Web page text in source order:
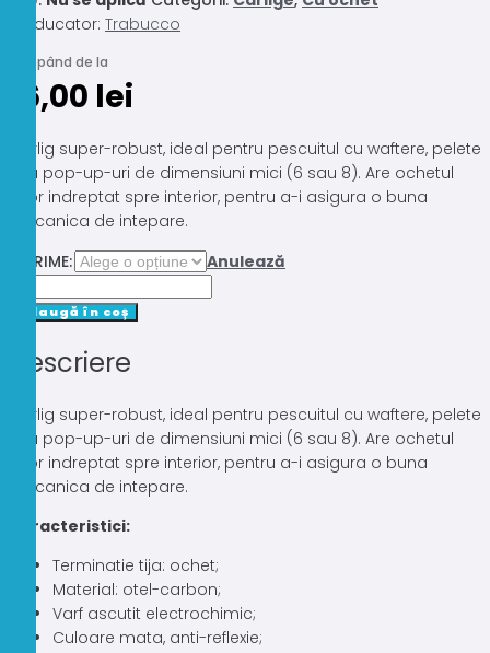
Producator: Trabucco
Începând de la
16,00 lei
Carlig super-robust, ideal pentru pescuitul cu waftere, pelete
sau pop-up-uri de dimensiuni mici (6 sau 8). Are ochetul
usor indreptat spre interior, pentru a-i asigura o buna
mecanica de intepare.
MARIME:
Anulează
CARLIGE
SPECIMEN
15BUC
Adaugă în coș
Descriere
Carlig super-robust, ideal pentru pescuitul cu waftere, pelete
sau pop-up-uri de dimensiuni mici (6 sau 8). Are ochetul
usor indreptat spre interior, pentru a-i asigura o buna
mecanica de intepare.
Caracteristici:
Terminatie tija: ochet;
Material: otel-carbon;
Varf ascutit electrochimic;
Culoare mata, anti-reflexie;